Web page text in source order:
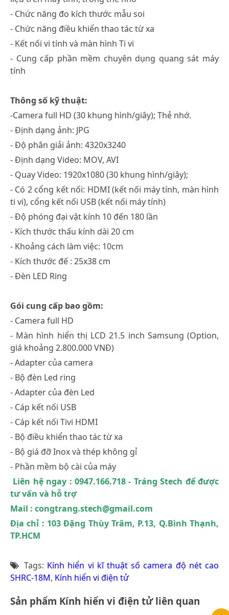
- Chức năng đo kích thước mẫu soi
- Chức năng điều khiển thao tác từ xa
- Kết nối vi tính và màn hình Ti vi
- Cung cấp phần mềm chuyên dụng quang sát máy
tính
Thông số kỹ thuật:
-Camera full HD (30 khung hình/giây); Thẻ nhớ.
- Định dạng ảnh: JPG
- Độ phân giải ảnh: 4320x3240
- Định dạng Video: MOV, AVI
- Quay Video: 1920x1080 (30 khung hình/giây);
- Có 2 cổng kết nối: HDMI (kết nối máy tính, màn hình
ti vi), cổng kết nối USB (kết nối máy tính)
- Độ phóng đại vật kính 10 đến 180 lần
- Kích thước thấu kính dài 20 cm
- Khoảng cách làm việc: 10cm
- Kích thước đế : 25x38 cm
- Đèn LED Ring
Gói cung cấp bao gồm:
- Camera full HD
- Màn hình hiển thị LCD 21.5 inch Samsung (Option,
giá khoảng 2.800.000 VNĐ)
- Adapter của camera
- Bộ đèn Led ring
- Adapter của đèn Led
- Cáp kết nối USB
- Cáp kết nối Tivi HDMI
- Bộ điều khiển thao tác từ xa
- Bộ giá đỡ Inox và thép không gỉ
- Phần mềm bộ cài của máy
Liên hệ ngay : 0947.166.718 - Tráng Stech để được
tư vấn và hỗ trợ
Mail : congtrang.stech@gmail.com
Địa chỉ : 103 Đặng Thùy Trâm, P.13, Q.Bình Thạnh,
TP.HCM
Tags: Kính hiển vi kĩ thuật số camera độ nét cao
SHRC-18M, Kính hiển vi điện tử
Sản phẩm Kính hiển vi điện tử liên quan